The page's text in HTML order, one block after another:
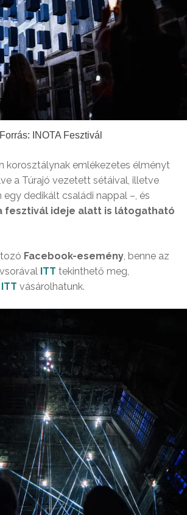
Forrás: INOTA Fesztivál
korosztálynak emlékezetes élményt
a Túrajó vezetett sétáival, illetve
egy dedikált családi nappal –, és
fesztivál ideje alatt is látogatható
Facebook-esemény, benne az
ITT tekinthető meg,
ITT vásárolhatunk.